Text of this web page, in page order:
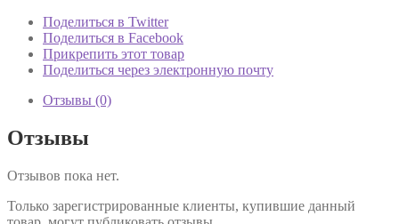
Поделиться в Twitter
Поделиться в Facebook
Прикрепить этот товар
Поделиться через электронную почту
Отзывы (0)
Отзывы
Отзывов пока нет.
Только зарегистрированные клиенты, купившие данный